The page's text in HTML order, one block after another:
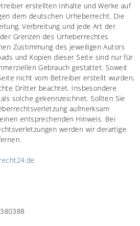
erstellten Inhalte und Werke auf
dem deutschen Urheberrecht. Die
Verbreitung und jede Art der
Grenzen des Urheberrechtes
Zustimmung des jeweiligen Autors
und Kopien dieser Seite sind nur für
Gebrauch gestattet. Soweit
nicht vom Betreiber erstellt wurden,
Dritter beachtet. Insbesondere
solche gekennzeichnet. Sollten Sie
aufmerksam
entsprechenden Hinweis. Bei
werden wir derartige